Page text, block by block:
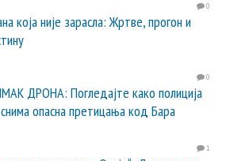
0
која није зарасла: Жртве, прогон и
0
ДРОНА: Погледајте како полиција
опасна претицања код Бара
1